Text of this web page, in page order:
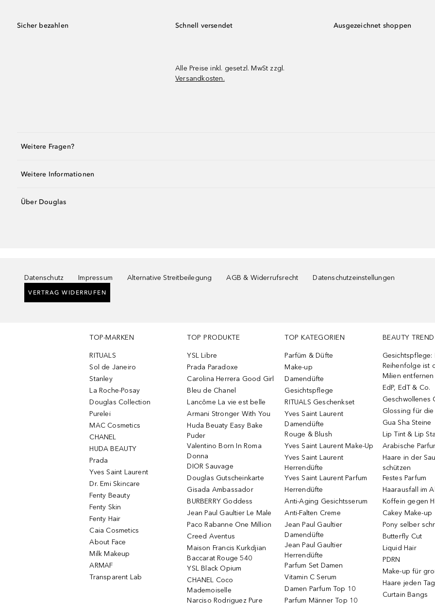
Sicher bezahlen Schnell versendet
Alle Preise inkl. gesetzl. MwSt zzgl.
Versandkosten.
Ausgezeichnet shoppen
Weitere Fragen?
Weitere Informationen
Über Douglas
Datenschutz Impressum Alternative Streitbeilegung AGB & Widerrufsrecht Datenschutzeinstellungen
VERTRAG WIDERRUFEN
TOP-MARKEN
RITUALS
Sol de Janeiro
Stanley
La Roche-Posay
Douglas Collection
Purelei
MAC Cosmetics
CHANEL
HUDA BEAUTY
Prada
Yves Saint Laurent
Dr. Emi Skincare
Fenty Beauty
Fenty Skin
Fenty Hair
Caia Cosmetics
About Face
Milk Makeup
ARMAF
Transparent Lab
TOP PRODUKTE
YSL Libre
Prada Paradoxe
Carolina Herrera Good Girl
Bleu de Chanel
Lancôme La vie est belle
Armani Stronger With You
Huda Beuaty Easy Bake
Puder
Valentino Born In Roma
Donna
DIOR Sauvage
Douglas Gutscheinkarte
Gisada Ambassador
BURBERRY Goddess
Jean Paul Gaultier Le Male
Paco Rabanne One Million
Creed Aventus
Maison Francis Kurkdjian
Baccarat Rouge 540
YSL Black Opium
CHANEL Coco
Mademoiselle
Narciso Rodriguez Pure
TOP KATEGORIEN
Parfüm & Düfte
Make-up
Damendüfte
Gesichtspflege
RITUALS Geschenkset
Yves Saint Laurent
Damendüfte
Rouge & Blush
Yves Saint Laurent Make-Up
Yves Saint Laurent
Herrendüfte
Yves Saint Laurent Parfum
Herrendüfte
Anti-Aging Gesichtsserum
Anti-Falten Creme
Jean Paul Gaultier
Damendüfte
Jean Paul Gaultier
Herrendüfte
Parfum Set Damen
Vitamin C Serum
Damen Parfum Top 10
Parfum Männer Top 10
BEAUTY
Gesichtspflege:
Reihenfolge ist
Milien entfernen
EdP, EdT & Co.
Geschwollenes
Glossing für die
Gua Sha Steine
Lip Tint & Lip
Arabische
Haare in der
schützen
Festes Parfum
Haarausfall im
Koffein gegen
Cakey Make-up
Pony selber
Butterfly Cut
Liquid Hair
PDRN
Make-up für
Haare jeden
Curtain Bangs